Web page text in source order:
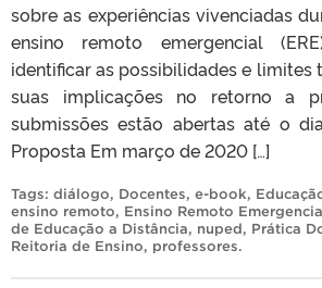
sobre as experiências vivenciadas
ensino remoto emergencial
identificar as possibilidades e limites
suas implicações no retorno a
submissões estão abertas até o
Proposta Em março de 2020 […]
Tags: diálogo, Docentes, e-book,
ensino remoto, Ensino Remoto
de Educação a Distância, nuped, Prática
Reitoria de Ensino, professores.